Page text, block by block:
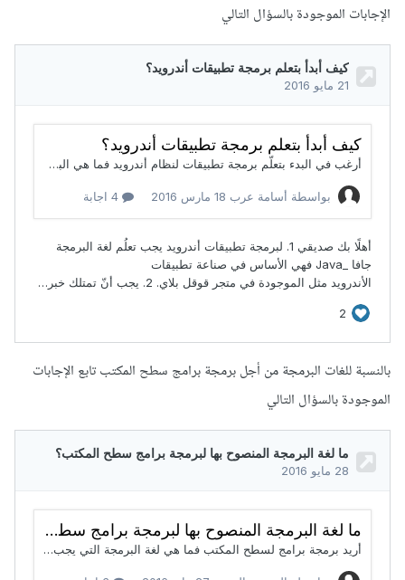
الإجابات الموجودة بالسؤال التالي
بالنسبة للغات البرمجة من أجل برمجة برامج سطح المكتب تابع الإجابات
الموجودة بالسؤال التالي